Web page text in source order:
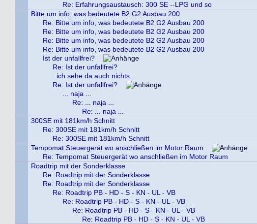
Re: Erfahrungsaustausch: 300 SE --LPG und so
Bitte um info, was bedeutete B2 G2 Ausbau 200
Re: Bitte um info, was bedeutete B2 G2 Ausbau 200
Re: Bitte um info, was bedeutete B2 G2 Ausbau 200
Re: Bitte um info, was bedeutete B2 G2 Ausbau 200
Re: Bitte um info, was bedeutete B2 G2 Ausbau 200
Ist der unfallfrei?
Re: Ist der unfallfrei?
..ich sehe da auch nichts..
Re: Ist der unfallfrei?
... naja ...
Re: ... naja ...
Re: ... naja ...
300SE mit 181km/h Schnitt
Re: 300SE mit 181km/h Schnitt
Re: 300SE mit 181km/h Schnitt
Tempomat Steuergerät wo anschließen im Motor Raum
Re: Tempomat Steuergerät wo anschließen im Motor Raum
Roadtrip mit der Sonderklasse
Re: Roadtrip mit der Sonderklasse
Re: Roadtrip mit der Sonderklasse
Re: Roadtrip PB - HD - S - KN - UL - VB
Re: Roadtrip PB - HD - S - KN - UL - VB
Re: Roadtrip PB - HD - S - KN - UL - VB
Re: Roadtrip PB - HD - S - KN - UL - VB